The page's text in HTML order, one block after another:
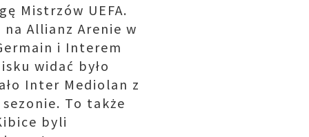
Mistrzów UEFA.
Allianz Arenie w
i Interem
widać było
Inter Mediolan z
To także
byli